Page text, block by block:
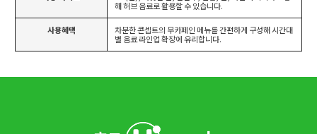
해 허브 음료로 활용할 수 있습니다.
사용혜택
차분한 콘셉트의 무카페인 메뉴를 간편하게 구성해 시간대
별 음료 라인업 확장에 유리합니다.